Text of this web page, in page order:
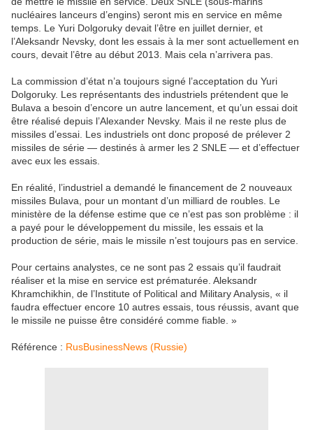
nucléaires lanceurs d’engins) seront mis en service en même
temps. Le Yuri Dolgoruky devait l’être en juillet dernier, et
l’Aleksandr Nevsky, dont les essais à la mer sont actuellement en
cours, devait l’être au début 2013. Mais cela n’arrivera pas.
La commission d’état n’a toujours signé l’acceptation du Yuri
Dolgoruky. Les représentants des industriels prétendent que le
Bulava a besoin d’encore un autre lancement, et qu’un essai doit
être réalisé depuis l’Alexander Nevsky. Mais il ne reste plus de
missiles d’essai. Les industriels ont donc proposé de prélever 2
missiles de série — destinés à armer les 2 SNLE — et d’effectuer
avec eux les essais.
En réalité, l’industriel a demandé le financement de 2 nouveaux
missiles Bulava, pour un montant d’un milliard de roubles. Le
ministère de la défense estime que ce n’est pas son problème : il
a payé pour le développement du missile, les essais et la
production de série, mais le missile n’est toujours pas en service.
Pour certains analystes, ce ne sont pas 2 essais qu’il faudrait
réaliser et la mise en service est prématurée. Aleksandr
Khramchikhin, de l’Institute of Political and Military Analysis, « il
faudra effectuer encore 10 autres essais, tous réussis, avant que
le missile ne puisse être considéré comme fiable. »
Référence : RusBusinessNews (Russie)